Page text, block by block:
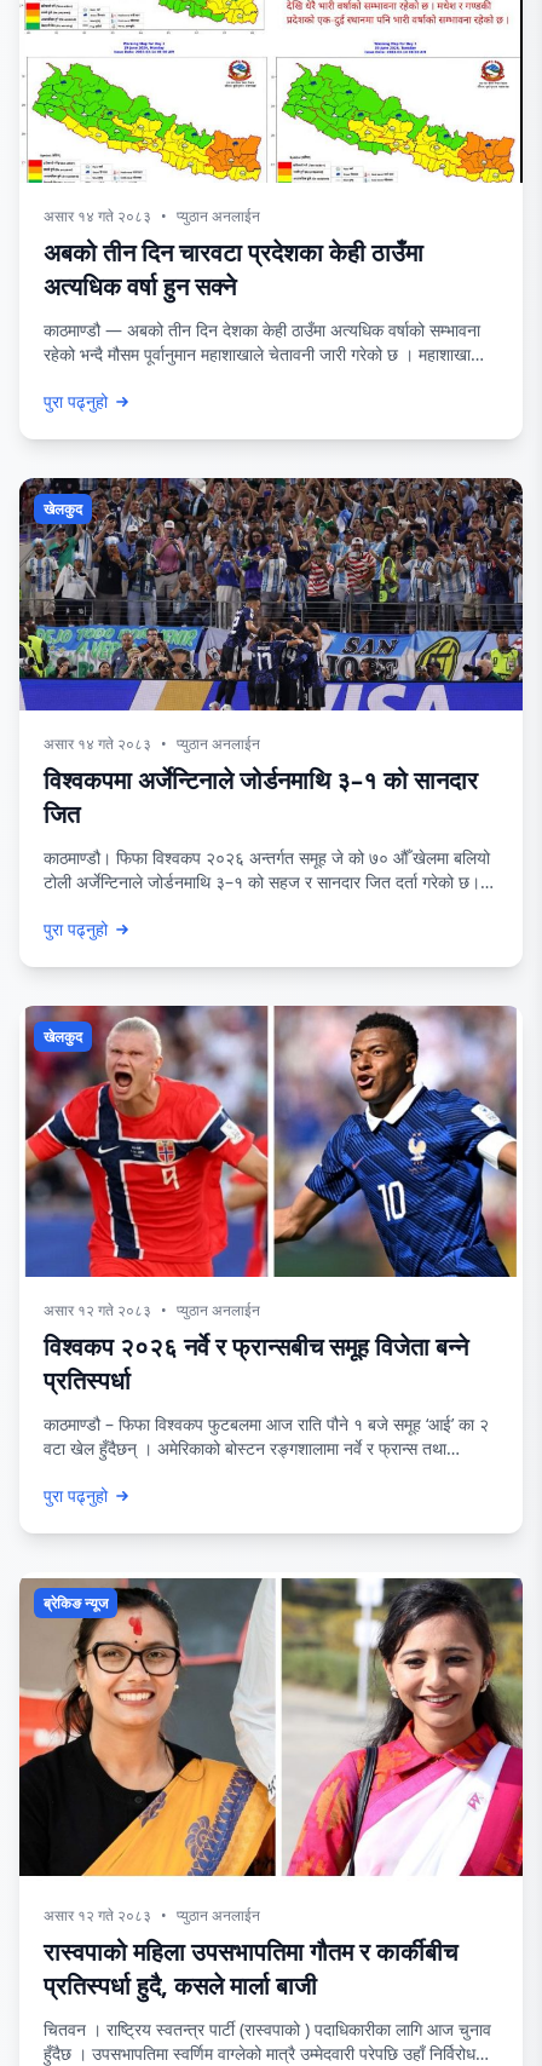
असार १४ गते २०८३ • प्युठान अनलाईन
अबको तीन दिन चारवटा प्रदेशका केही ठाउँमा
अत्यधिक वर्षा हुन सक्ने
काठमाण्डौ — अबको तीन दिन देशका केही ठाउँमा अत्यधिक वर्षाको सम्भावना
रहेको भन्दै मौसम पूर्वानुमान महाशाखाले चेतावनी जारी गरेको छ । महाशाखाका
अत्यधिक वर्षाको सम्भावना छ । यस्तै भोलि कोशी, मधेश, बागमती र गण्डकी
पुरा पढ्नुहो
खेलकुद
असार १४ गते २०८३ • प्युठान अनलाईन
विश्वकपमा अर्जेन्टिनाले जोर्डनमाथि ३–१ को सानदार
जित
काठमाण्डौ। फिफा विश्वकप २०२६ अन्तर्गत समूह जे को ७० औँ खेलमा बलियो
टोली अर्जेन्टिनाले जोर्डनमाथि ३–१ को सहज र सानदार जित दर्ता गरेको छ।
पनि अर्जेन्टिनाको बलियो आक्रमण सामु त्यो पर्याप्त हुन सकेन। अर्जेन्टिनाले
पुरा पढ्नुहो
खेलकुद
असार १२ गते २०८३ • प्युठान अनलाईन
विश्वकप २०२६ नर्वे र फ्रान्सबीच समूह विजेता बन्ने
प्रतिस्पर्धा
काठमाण्डौ – फिफा विश्वकप फुटबलमा आज राति पौने १ बजे समूह ‘आई’ का २
वटा खेल हुँदैछन् । अमेरिकाको बोस्टन रङ्गशालामा नर्वे र फ्रान्स तथा
र नर्वेबीच पहिलो पटक प्रतिस्पर्धा हुन लागेको हो । फ्रान्स र नर्वेले पहिलो २
पुरा पढ्नुहो
ब्रेकिङ न्यूज
असार १२ गते २०८३ • प्युठान अनलाईन
रास्वपाको महिला उपसभापतिमा गौतम र कार्कीबीच
प्रतिस्पर्धा हुदै, कसले मार्ला बाजी
चितवन । राष्ट्रिय स्वतन्त्र पार्टी (रास्वपाको ) पदाधिकारीका लागि आज चुनाव
हुँदैछ । उपसभापतिमा स्वर्णिम वाग्लेको मात्रै उम्मेदवारी परेपछि उहाँ निर्विरोध